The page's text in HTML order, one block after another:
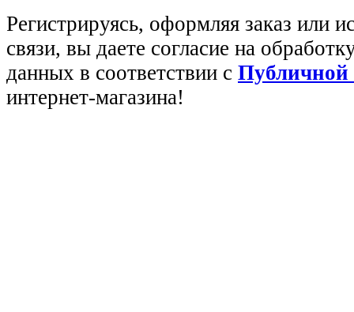
Регистрируясь, оформляя заказ или
связи, вы даете согласие на
данных в соответствии с Публичной
интернет-магазина!